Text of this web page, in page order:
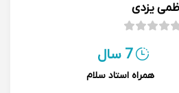
یزدی
7 سال
همراه استاد سلام